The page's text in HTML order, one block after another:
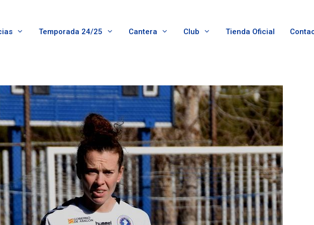
Temporada 24/25 Cantera Club Tienda Oficial